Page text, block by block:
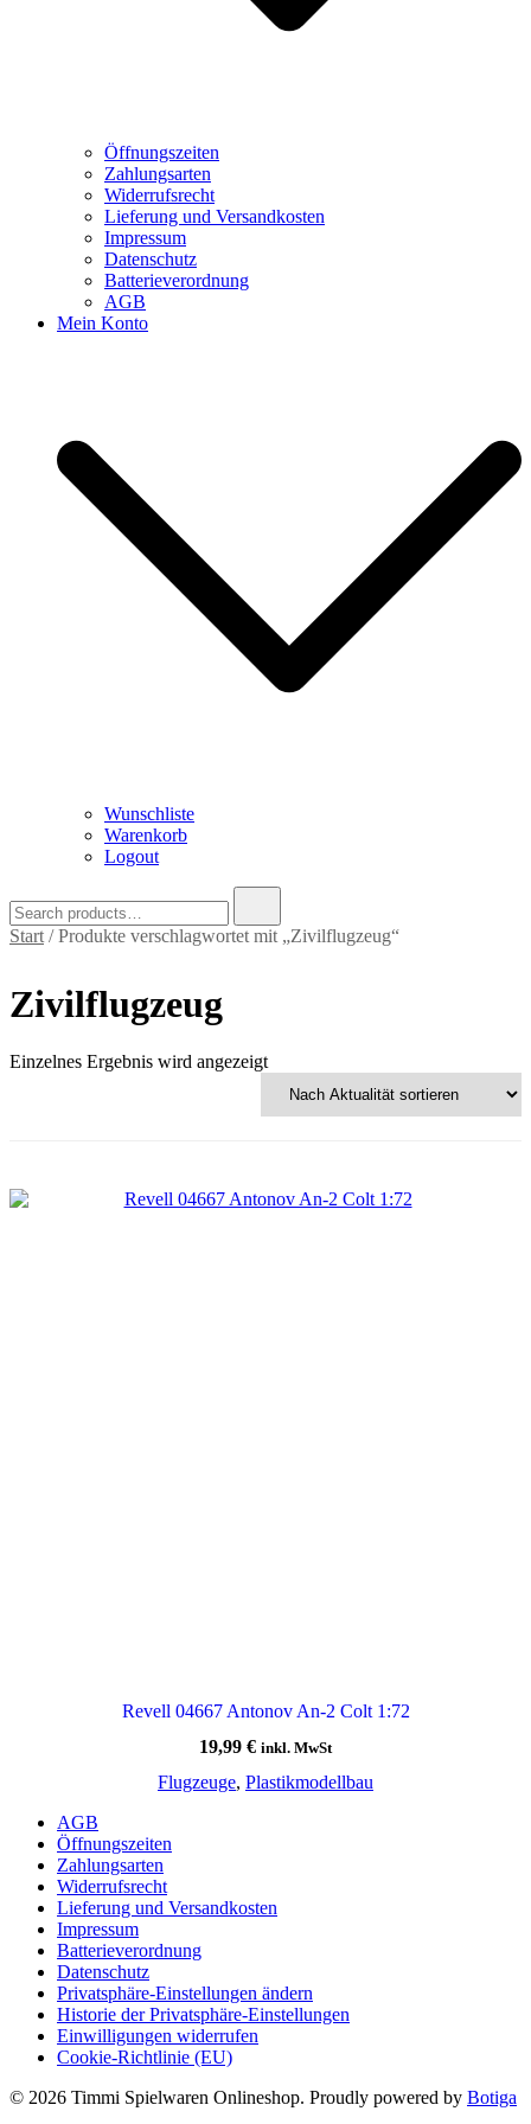
Öffnungszeiten
Zahlungsarten
Widerrufsrecht
Lieferung und Versandkosten
Impressum
Datenschutz
Batterieverordnung
AGB
Mein Konto
Wunschliste
Warenkorb
Logout
for:
Start / Produkte verschlagwortet mit „Zivilflugzeug“
Zivilflugzeug
Einzelnes Ergebnis wird angezeigt
Revell 04667 Antonov An-2 Colt 1:72
19,99 € inkl. MwSt
Flugzeuge, Plastikmodellbau
AGB
Öffnungszeiten
Zahlungsarten
Widerrufsrecht
Lieferung und Versandkosten
Impressum
Batterieverordnung
Datenschutz
Privatsphäre-Einstellungen ändern
Historie der Privatsphäre-Einstellungen
Einwilligungen widerrufen
Cookie-Richtlinie (EU)
© 2026 Timmi Spielwaren Onlineshop. Proudly powered by Botiga